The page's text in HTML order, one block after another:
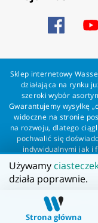
Sklep internetowy
działająca na rynku
szeroki wybór
Gwarantujemy wysyłkę
widoczne na stronie
na rozwoju, dlatego
pochwalić się
indywidualnymi jak i
Zapewniamy
bezproblemową
Wszelkie
Strona główna
Używamy
działa poprawnie.